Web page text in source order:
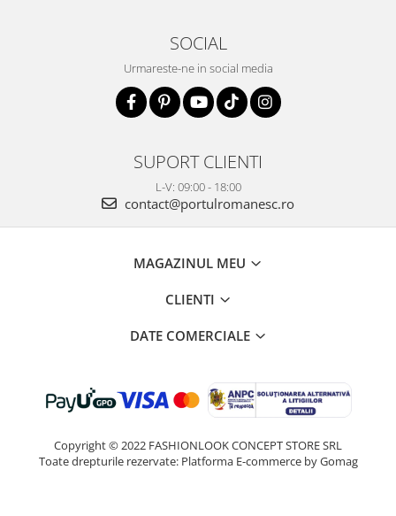
SOCIAL
Urmareste-ne in social media
SUPORT CLIENTI
L-V: 09:00 - 18:00
contact@portulromanesc.ro
MAGAZINUL MEU
CLIENTI
DATE COMERCIALE
Copyright © 2022 FASHIONLOOK CONCEPT STORE SRL
Toate drepturile rezervate: Platforma E-commerce by Gomag